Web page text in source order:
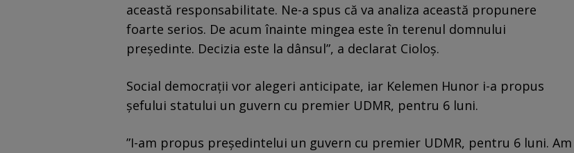
această responsabilitate. Ne-a spus că va analiza această propunere
foarte serios. De acum înainte mingea este în terenul domnului
președinte. Decizia este la dânsul”, a declarat Cioloș.
Social democrații vor alegeri anticipate, iar Kelemen Hunor i-a propus
șefului statului un guvern cu premier UDMR, pentru 6 luni.
”I-am propus președintelui un guvern cu premier UDMR, pentru 6 luni. Am